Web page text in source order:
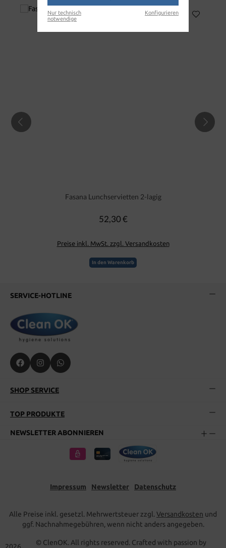
Fasana Lunchservietten 2-lagig
Regulärer Preis:
52,30 €
Preise inkl. MwSt. zzgl. Versandkosten
In den Warenkorb
SERVICE-HOTLINE
SHOP SERVICE
TOP PRODUKTE
NEWSLETTER ABONNIEREN
Impressum Newsletter Datenschutz
Alle Preise inkl. gesetzl. Mehrwertsteuer zzgl.Versandkosten und
ggf. Nachnahmegebühren, wenn nicht anders angegeben.
© ClenOK. All rights reserved. Crafted with passion by
Nur technisch
notwendige
Konfigurieren